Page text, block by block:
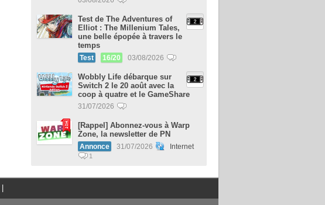
Test de The Adventures of
Elliot : The Millenium Tales,
une belle épopée à travers le
temps
Test 16/20 03/08/2026
Wobbly Life débarque sur
Switch 2 le 20 août avec la
coop à quatre et le GameShare
31/07/2026
[Rappel] Abonnez-vous à Warp
Zone, la newsletter de PN
Annonce 31/07/2026 Internet
1